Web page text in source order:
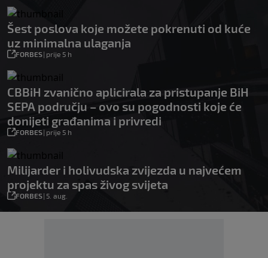
Šest poslova koje možete pokrenuti od kuće
uz minimalna ulaganja
FORBES| prije 5 h
CBBiH zvanično aplicirala za pristupanje BiH
SEPA području – ovo su pogodnosti koje će
donijeti građanima i privredi
FORBES| prije 5 h
Milijarder i holivudska zvijezda u najvećem
projektu za spas živog svijeta
FORBES| 5. aug.